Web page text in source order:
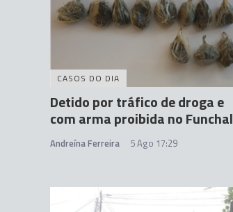
CASOS DO DIA
Detido por tráfico de droga e
com arma proibida no Funchal
Andreína Ferreira 5 Ago 17:29